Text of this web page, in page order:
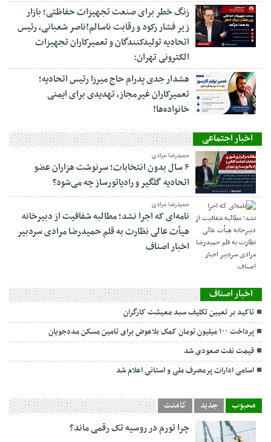
زنگ خطر برای صنعت تجهیزات حفاظتی؛ بازار
زیر فشار رکود و رقابت ناسالم!ناصر شعبانی، رئیس
اتحادیه تولیدکنندگان و تعمیرکاران تجهیزات
الکترونی تهران:
هشدار جدی پدرام حاج میرزا رئیس اتحادیه؛
تعمیرکاران غیرمجاز، تهدیدی برای ایمنی
خانواده‌ها!
اخبار اجتماعی
حمیدرضا مرادی
۶ سال بدون انتخابات؛ سرنوشت هزاران عضو
اتحادیه گلگیر و رادیاتورساز چه می‌شود؟
حمیدرضا مرادی
نامه‌ای که اجرا نشد؛ مطالبه شفافیت از دبیرخانه
هیأت عالی نظارت به قلم حمیدرضا مرادی سردبیر
اخبار اصناف
اخبار اصناف
تاکید بر تعیین تکلیف سبد معیشت کارگران
پرداخت ۱۰۰ میلیون تومان کمک بلاعوض برای تامین مسکن مددجویان
قیمت نفت صعودی شد
اسامی ادارات پرمصرف ملی و استانی اعلام شد
محبوب جدید کامنت
چرا تورم در روسیه تک رقمی ماند؟